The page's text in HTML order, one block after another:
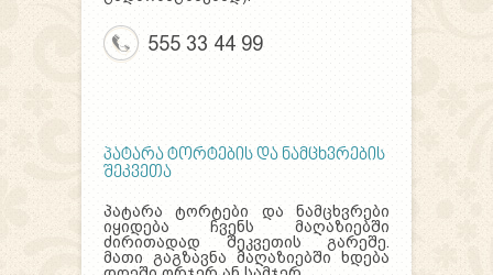
555 33 44 99
პატარა ტორტების და ნამცხვრების
შეკვეთა
პატარა ტორტები და ნამცხვრები
იყიდება ჩვენს მაღაზიებში
ძირითადად შეკვეთის გარეშე.
მათი გაგზავნა მაღაზიებში ხდება